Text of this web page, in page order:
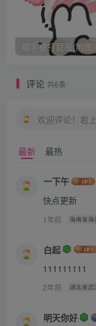
黑丝。臀峰处的
聚在脚下地板上，
迹，象牙白的木
张柔脸色惨白，汗
丝袜黏在了皮肉上
拿着刚才的板子微
和藤条抽打您的大
结束了。”说吧缓
的点皮肉被拉下，
扭曲。刚刚换上的
到整个大腿根。由
红，画面更加恐怖
未完待续。
纲手被打屁股(附图
评论 共6条
最新 最热
一下午
快点更新
1年前 海南省海
白起
111111111
2年前 湖北省武
明天你好